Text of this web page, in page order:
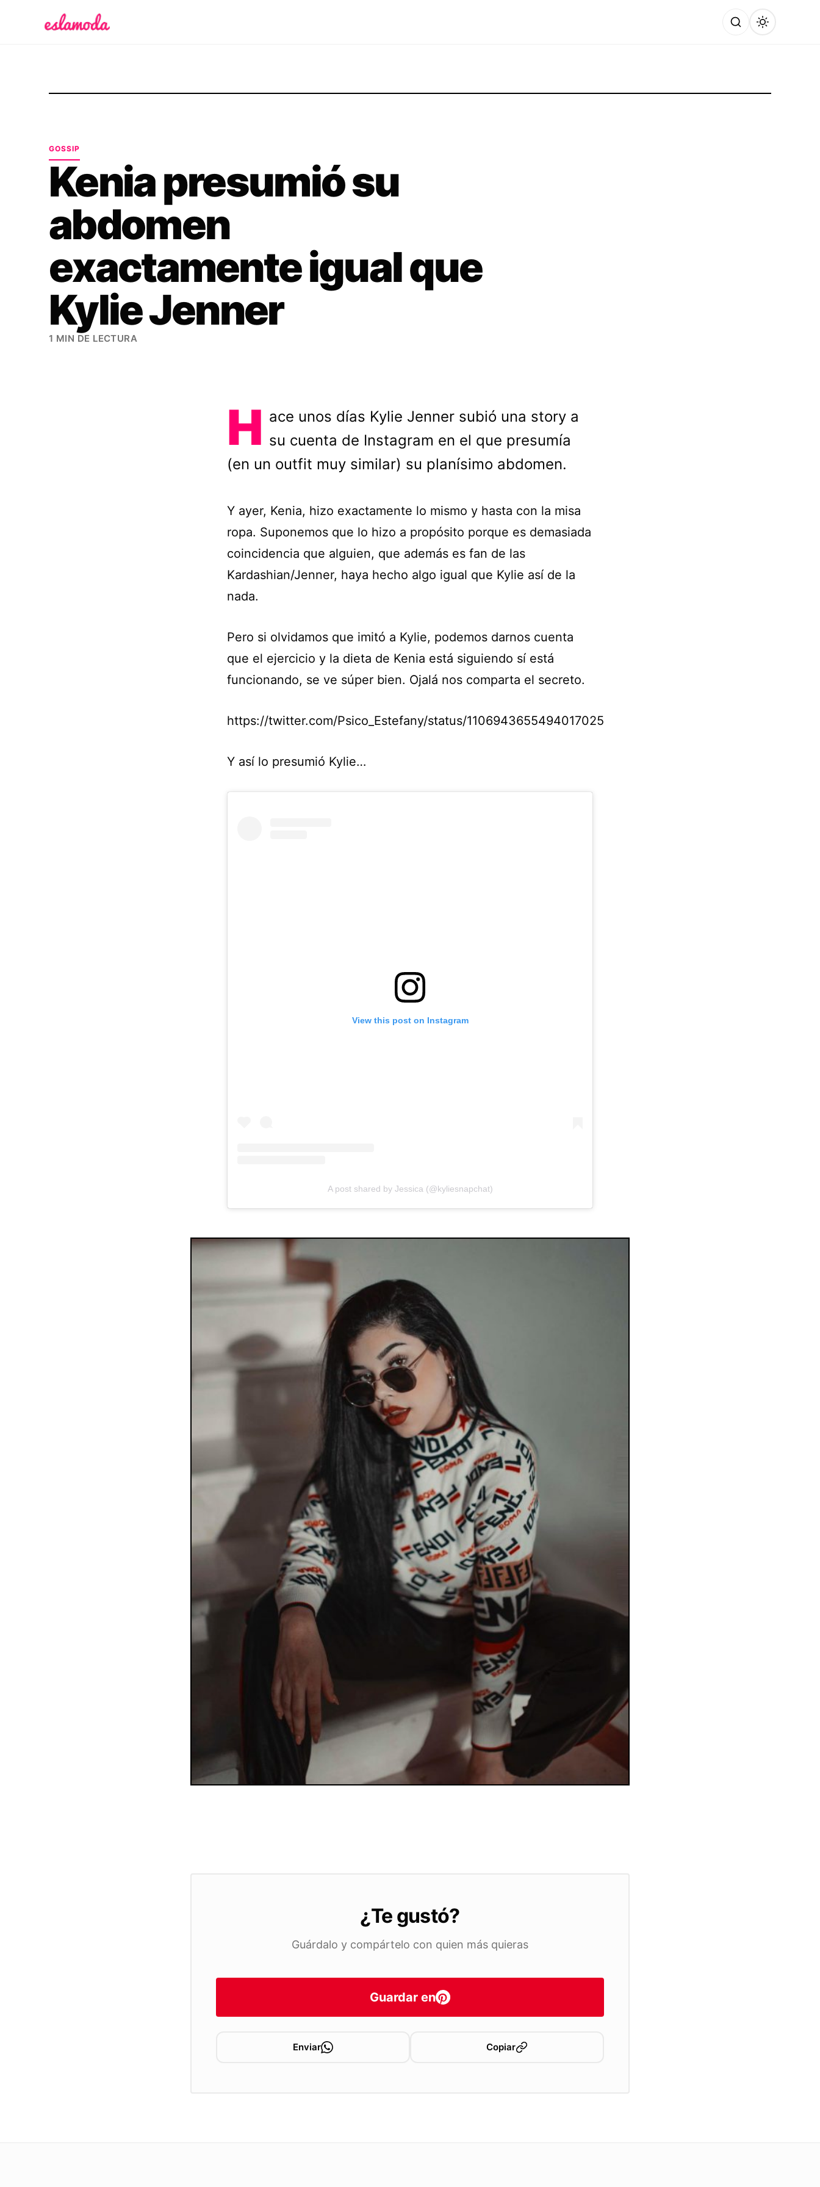
GOSSIP
Kenia presumió su
abdomen
exactamente igual que
Kylie Jenner
1 MIN DE LECTURA
H ace unos días Kylie Jenner subió una story a
su cuenta de Instagram en el que presumía
(en un outfit muy similar) su planísimo abdomen.
Y ayer, Kenia, hizo exactamente lo mismo y hasta con la misa
ropa. Suponemos que lo hizo a propósito porque es demasiada
coincidencia que alguien, que además es fan de las
Kardashian/Jenner, haya hecho algo igual que Kylie así de la
nada.
Pero si olvidamos que imitó a Kylie, podemos darnos cuenta
que el ejercicio y la dieta de Kenia está siguiendo sí está
funcionando, se ve súper bien. Ojalá nos comparta el secreto.
https://twitter.com/Psico_Estefany/status/1106943655494017025
Y así lo presumió Kylie…
View this post on Instagram
A post shared by Jessica (@kyliesnapchat)
¿Te gustó?
Guárdalo y compártelo con quien más quieras
Guardar en
Enviar Copiar